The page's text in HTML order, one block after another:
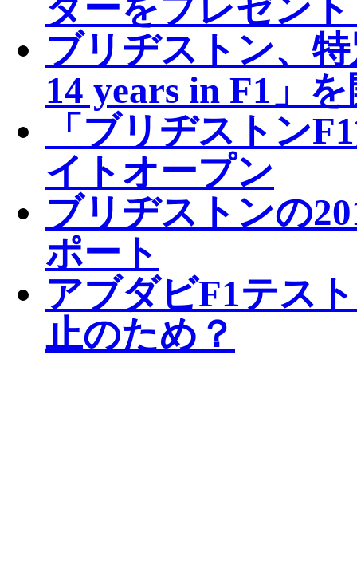
ダーをプレゼン
ブリヂストン、
14 years in F1」
「ブリヂストン
イトオープン
ブリヂストンの
ポート
アブダビF1テス
止のため？